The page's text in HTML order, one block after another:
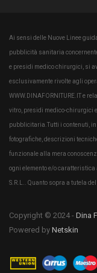
Ai sensi delle Nuove Linee
pubblicità sanitaria
e presidi medico chirurgici, si
esclusivamente rivolte agli
WWW.DINAFORNITURE.IT e
vitro, presidi medico-chirurgici
pubblicitaria.Tutti i contenuti,
fotografiche, descrizioni
funzionale alla mera
ogni elemento e/o caratteristica
S.R.L.. Quanto sopra a tutela
Copyright © 2024 - Dina
Powered by Netskin